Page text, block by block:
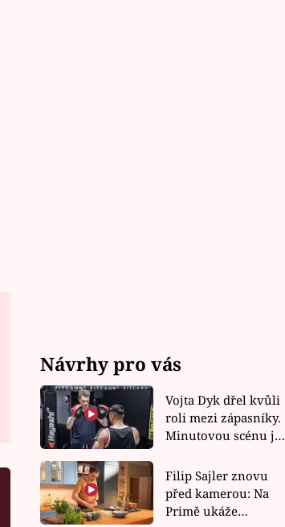
Návrhy pro vás
Vojta Dyk dřel kvůli
roli mezi zápasníky.
Minutovou scénu jel
Filip Sajler znovu
před kamerou: Na
Primě ukáže